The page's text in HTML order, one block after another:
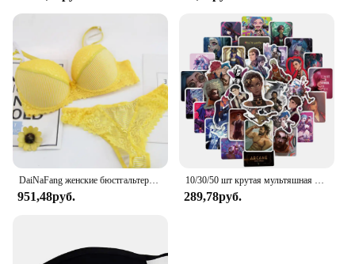
951,48руб. 289,78руб.